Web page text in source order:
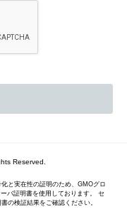
Reserved.
と実在性の証明のため、GMOグロ
バ証明書を使用しております。 セ
の検証結果をご確認ください。